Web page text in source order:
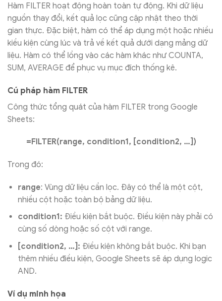
Hàm FILTER hoạt động hoàn toàn tự động. Khi dữ liệu
nguồn thay đổi, kết quả lọc cũng cập nhật theo thời
gian thực. Đặc biệt, hàm có thể áp dụng một hoặc nhiều
kiều kiện cùng lúc và trả về kết quả dưới dạng mảng dữ
liệu. Hàm có thể lồng vào các hàm khác như COUNTA,
SUM, AVERAGE để phục vụ mục đích thống kê.
Cú pháp hàm FILTER
Công thức tổng quát của hàm FILTER trong Google
Sheets:
=FILTER(range, condition1, [condition2, …])
Trong đó:
range: Vùng dữ liệu cần lọc. Đây có thể là một cột,
nhiều cột hoặc toàn bộ bảng dữ liệu.
condition1: Điều kiện bắt buộc. Điều kiện này phải có
cùng số dòng hoặc số cột với range.
[condition2, …]: Điều kiện không bắt buộc. Khi bạn
thêm nhiều điều kiện, Google Sheets sẽ áp dụng logic
AND.
Ví dụ minh họa